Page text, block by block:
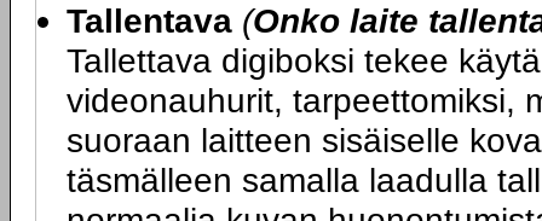
Tallentava (Onko laite
Tallettava digiboksi tekee
videonauhurit, tarpeettomiksi,
suoraan laitteen sisäiselle
täsmälleen samalla laadulla